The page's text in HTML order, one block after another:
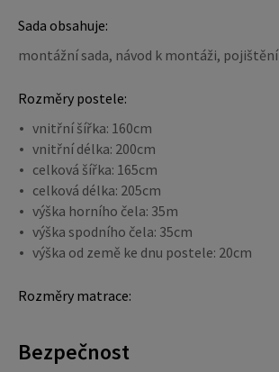
Sada obsahuje:
montážní sada, návod k montáži,
Rozměry postele:
vnitřní šířka: 160cm
vnitřní délka: 200cm
celková šířka: 165cm
celková délka: 205cm
výška horního čela: 35m
výška spodního čela: 35cm
výška od země ke dnu postele: 20cm
Rozměry matrace:
Bezpečnost